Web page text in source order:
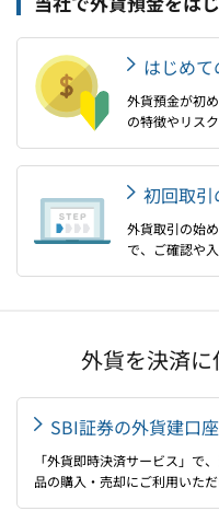
はじめ
外貨預金が初
の特徴やリス
初回取引
外貨取引の始
で、ご確認や
外貨を決済
SBI証券の外貨建口
「外貨即時決済サービス」で
品の購入・売却にご利用いただ